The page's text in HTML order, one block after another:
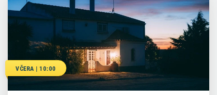
VČERA | 10:00